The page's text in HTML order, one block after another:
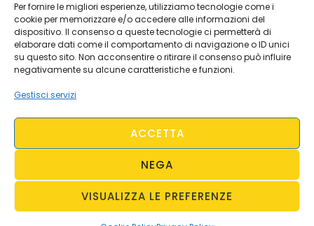
Per fornire le migliori esperienze, utilizziamo tecnologie come i
cookie per memorizzare e/o accedere alle informazioni del
dispositivo. Il consenso a queste tecnologie ci permetterà di
elaborare dati come il comportamento di navigazione o ID unici
su questo sito. Non acconsentire o ritirare il consenso può influire
negativamente su alcune caratteristiche e funzioni.
Gestisci servizi
ACCETTA
NEGA
VISUALIZZA LE PREFERENZE